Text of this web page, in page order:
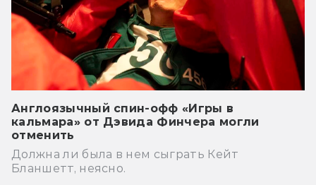
Англоязычный спин-офф «Игры в
кальмара» от Дэвида Финчера могли
отменить
Должна ли была в нем сыграть Кейт
Бланшетт, неясно.